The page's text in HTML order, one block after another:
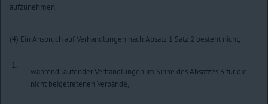
aufzunehmen.
(4) Ein Anspruch auf Verhandlungen nach Absatz 1 Satz 2 besteht nicht,
1.
während laufender Verhandlungen im Sinne des Absatzes 3 für die
nicht beigetretenen Verbände,